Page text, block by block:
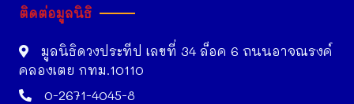
ติดต่อมูลนิธิ
มูลนิธิดวงประทีป เลขที่ 34 ล็อค 6 ถนนอาจณรงค์
คลองเตย กทม.10110
0-2671-4045-8